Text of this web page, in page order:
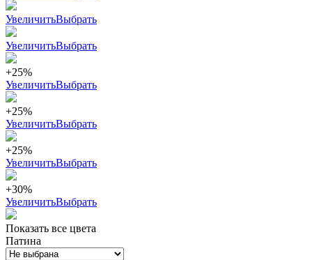
УвеличитьВыбрать
УвеличитьВыбрать
+25%
УвеличитьВыбрать
+25%
УвеличитьВыбрать
+25%
УвеличитьВыбрать
+30%
УвеличитьВыбрать
Показать все цвета
Патина